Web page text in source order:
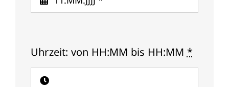
Uhrzeit: von HH:MM bis HH:MM *